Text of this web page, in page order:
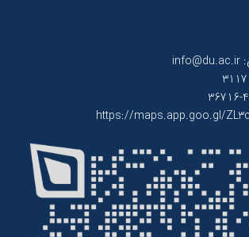
info@du.ac.ir
https://maps.app.goo.gl/